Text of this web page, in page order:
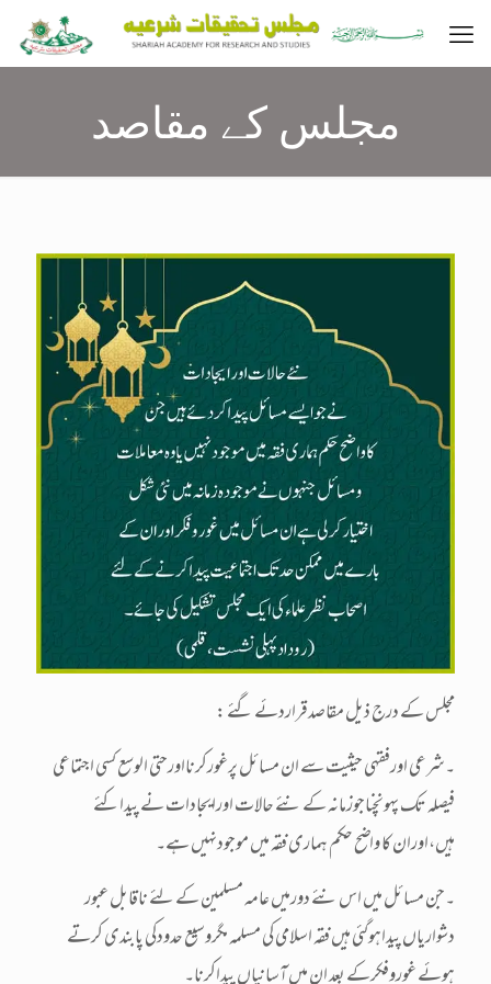
مجلس کے مقاصد
: مجلس کے درج ذیل مقاصدقراردئے گئے
۔شرعی اورفقہی حیثیت سے ان مسائل پرغورکرنااورحتی الوسع کسی اجتماعی
فیصلہ تک پہونچناجوزمانہ کے نئے حالات اورایجادات نے پیداکئے
ہیں،اوران کا واضح حکم ہماری فقہ میں موجودنہیں ہے۔
۔جن مسائل میں اس نئے دورمیں عامہ مسلمین کے لئے ناقابل عبور
دشواریاں پیداہوگئی ہیں فقہ اسلامی کی مسلمہ مگروسیع حدودکی پابندی کرتے